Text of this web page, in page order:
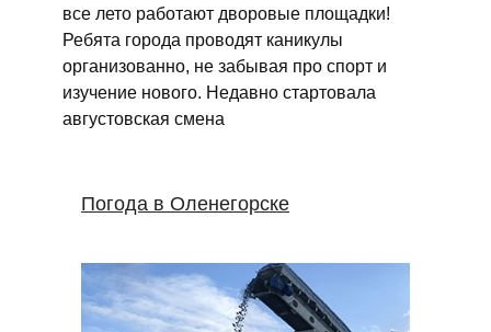
все лето работают дворовые площадки!
Ребята города проводят каникулы
организованно, не забывая про спорт и
изучение нового. Недавно стартовала
августовская смена
Погода в Оленегорске